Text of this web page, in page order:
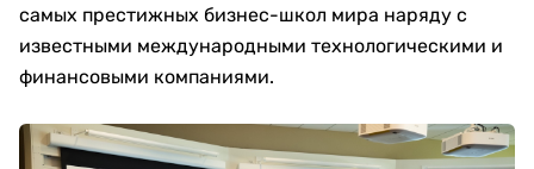
самых престижных бизнес-школ мира наряду с
известными международными технологическими и
финансовыми компаниями.